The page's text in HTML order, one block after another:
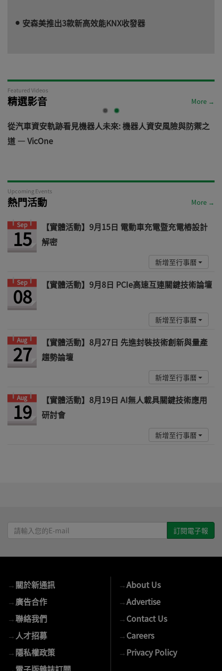
安森美推出3款新高效能KNX收發器
Featured Videos
精選影音 More →
從汽車資安軌跡看見機器人未來: 機器人資安風險與防禦之
道 — VicOne
Upcoming Events
熱門活動 More →
Sep
15
【實體活動】9月15日 電動車充電暨充電樁設計
解密
新增至行事曆
Sep
08 【實體活動】9月8日 PCIe高速互連關鍵技術論壇
新增至行事曆
Aug
27
【實體活動】8月27日 先進封裝技術創新與量產
趨勢論壇
新增至行事曆
Aug
19
【實體活動】8月19日 AI無人載具關鍵技術應用
研討會
新增至行事曆
請
輸
E-
mail
→關於新通訊
→廣告合作
→聯絡我們
→ 人才招募
→隱私權政策
→About Us
→Advertise
→Contact Us
→Careers
→Privacy Policy